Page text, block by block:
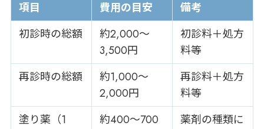
項目 費用の目安
備考
初診時の総額
約2,000〜
3,500円
初診料＋処方
料等
再診時の総額
約1,000〜
2,000円
再診料＋処方
料等
塗り薬（1
約400〜700
薬剤の種類に